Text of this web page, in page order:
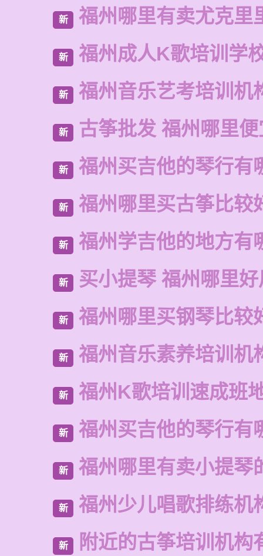
新 福州哪里有卖尤克里
新 福州成人K歌培训学
新 福州音乐艺考培训机
新 古筝批发 福州哪里便
新 福州买吉他的琴行有
新 福州哪里买古筝比较
新 福州学吉他的地方有
新 买小提琴 福州哪里
新 福州哪里买钢琴比较
新 福州音乐素养培训机
新 福州K歌培训速成班
新 福州买吉他的琴行有
新 福州哪里有卖小提琴
新 福州少儿唱歌排练机
新 附近的古筝培训机构